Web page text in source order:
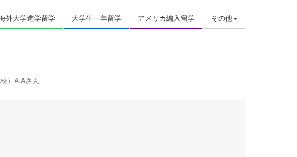
外大学進学留学 大学生一年留学 アメリカ編入留学 その他
）A.Aさん